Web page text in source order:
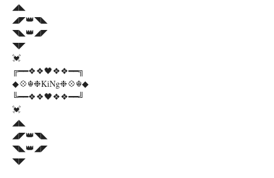
◢◣
◢◤👑◥◣
◥◣👑◢◤
◥◤
💓
╔━━❖❖🖤❖❖━━╗
◆💠☬❉KiNg❉💠☬◆
╚━━❖❖🖤❖❖━━╝
💓
◢◣
◢◤👑◥◣
◥◣👑◢◤
◥◤